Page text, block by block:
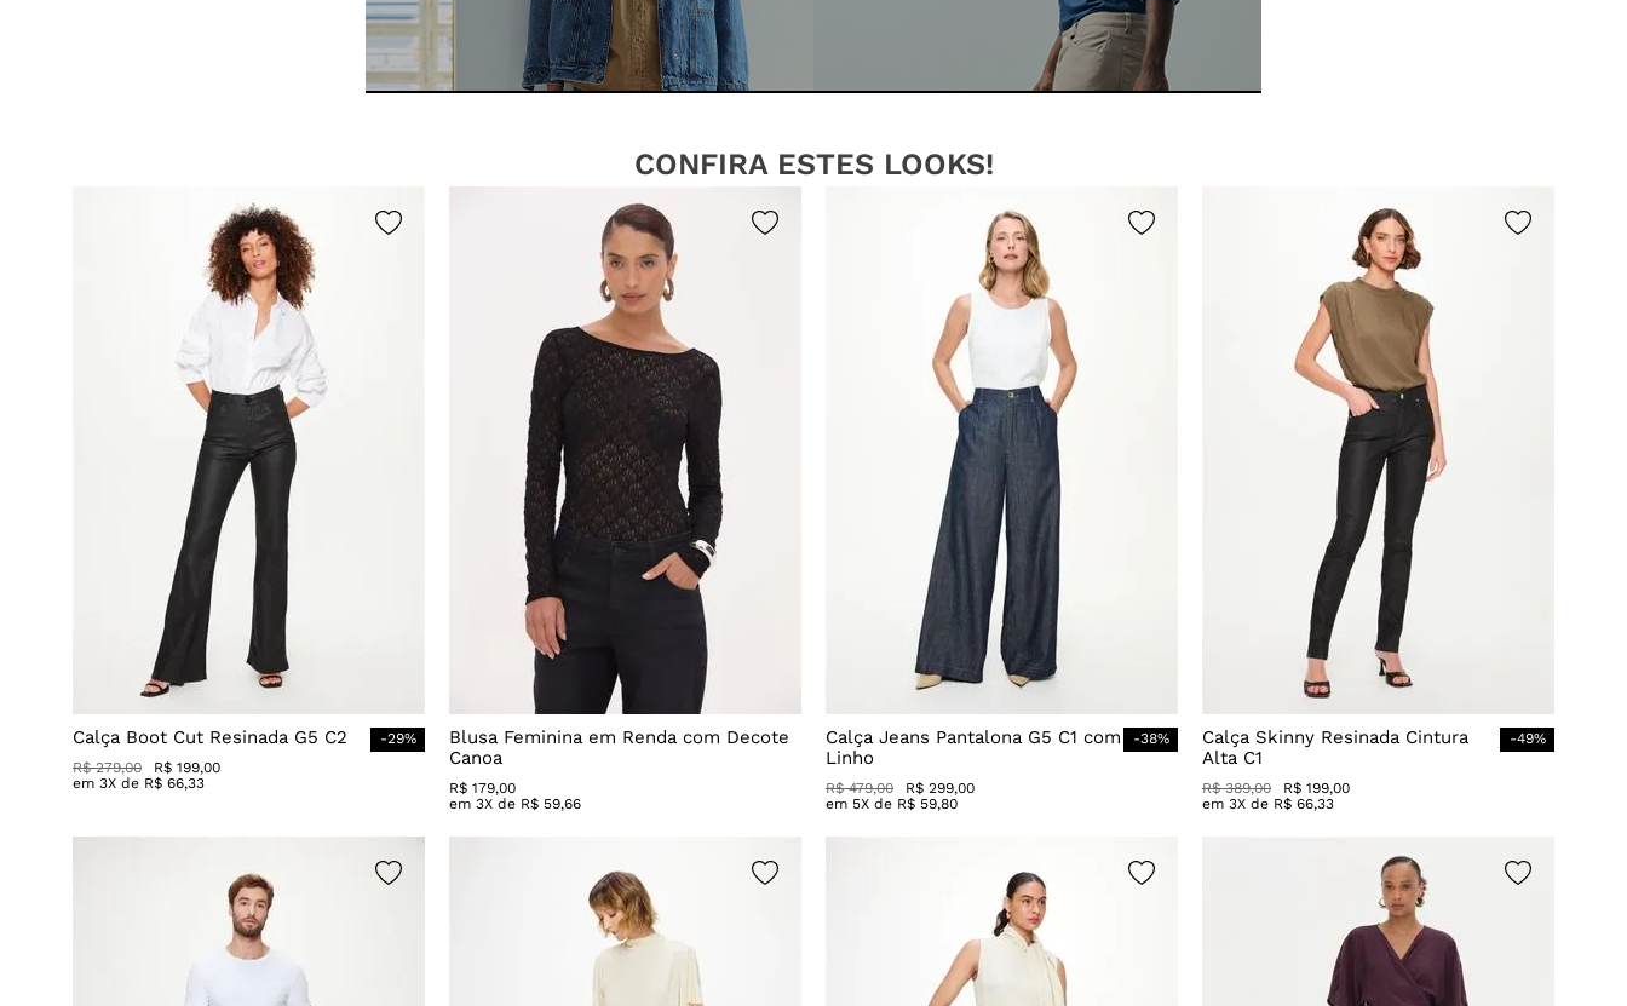
CONFIRA ESTES LOOKS!
Calça Boot Cut Resinada G5 C2 -29%
R$ 279,00 R$ 199,00
em 3X de R$ 66,33
Blusa Feminina em Renda com Decote
Canoa
R$ 179,00
em 3X de R$ 59,66
Calça Jeans Pantalona G5 C1 com
Linho
-38%
R$ 479,00 R$ 299,00
em 5X de R$ 59,80
Calça Skinny Resinada Cintura
Alta C1
-49%
R$ 389,00 R$ 199,00
em 3X de R$ 66,33